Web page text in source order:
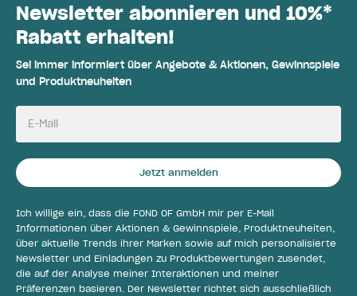
Newsletter abonnieren und 10%*
Rabatt erhalten!
Sei immer informiert über Angebote & Aktionen, Gewinnspiele
und Produktneuheiten
E-Mail
Jetzt anmelden
Ich willige ein, dass die FOND OF GmbH mir per E-Mail
Informationen über Aktionen & Gewinnspiele, Produktneuheiten,
über aktuelle Trends ihrer Marken sowie auf mich personalisierte
Newsletter und Einladungen zu Produktbewertungen zusendet,
die auf der Analyse meiner Interaktionen und meiner
Präferenzen basieren. Der Newsletter richtet sich ausschließlich